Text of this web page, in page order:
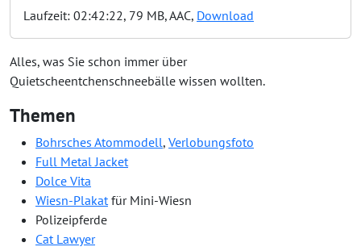
Laufzeit: 02:42:22, 79 MB, AAC, Download
Alles, was Sie schon immer über
Quietscheentchenschneebälle wissen wollten.
Themen
Bohrsches Atommodell, Verlobungsfoto
Full Metal Jacket
Dolce Vita
Wiesn-Plakatfür Mini-Wiesn
Polizeipferde
Cat Lawyer